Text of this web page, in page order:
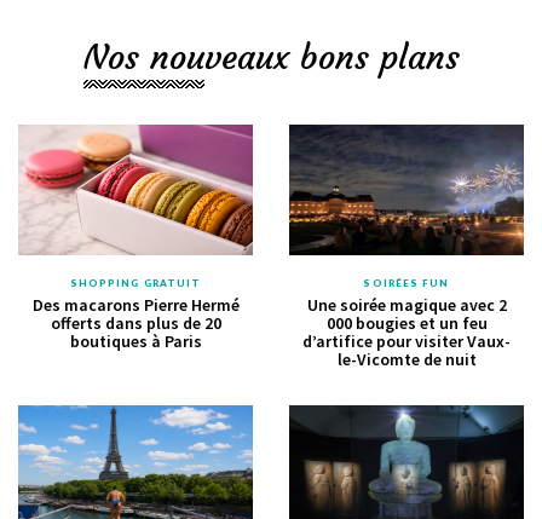
Nos nouveaux bons plans
SHOPPING GRATUIT
Des macarons Pierre Hermé
offerts dans plus de 20
boutiques à Paris
SOIRÉES FUN
Une soirée magique avec 2
000 bougies et un feu
d’artifice pour visiter Vaux-
le-Vicomte de nuit